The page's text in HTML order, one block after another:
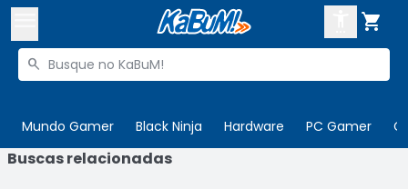

Buscar produtos

Mundo Gamer Black Ninja Hardware PC Gamer

Buscas relacionadas